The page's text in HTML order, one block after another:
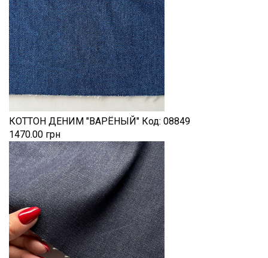
КОТТОН ДЕНИМ "ВАРЁНЫЙ" Код: 08849
1470.00 грн